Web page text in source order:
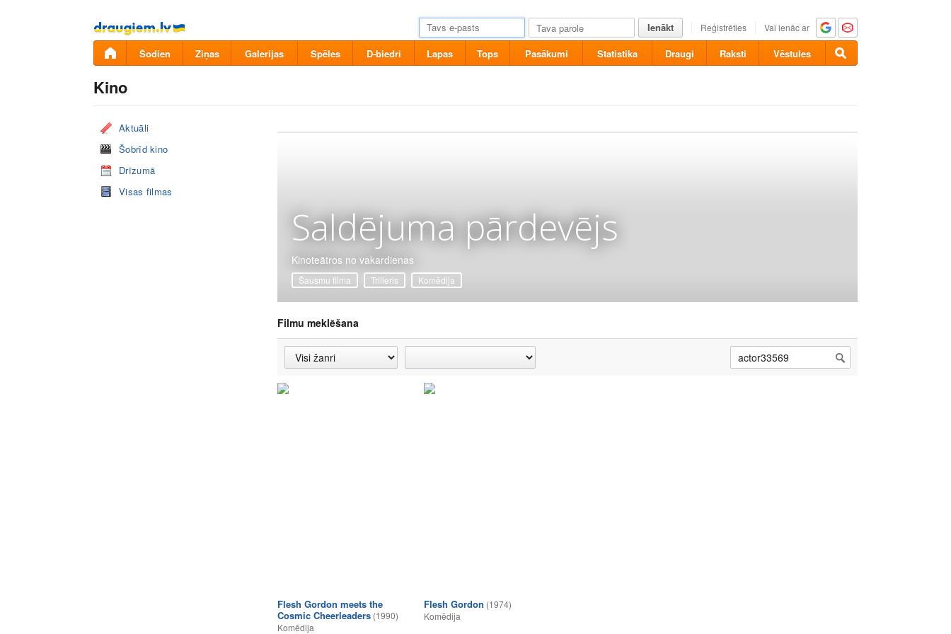
Pāriet
uz
saturu
Ienākt Reģistrēties Vai ienāc ar
Šodien Ziņas Galerijas Spēles D-biedri Lapas Tops Pasākumi Statistika Draugi Raksti Vēstules
Kino
Aktuāli
Šobrīd kino
Drīzumā
Visas filmas
Saldējuma pārdevējs
Kinoteātros no vakardienas
Šausmu filma Trilleris Komēdija
Filmu meklēšana
Flesh Gordon meets the
Cosmic Cheerleaders (1990)
Komēdija
Flesh Gordon (1974)
Komēdija